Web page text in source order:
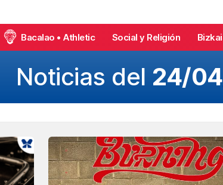
Bacalao • Athletic Social y Religión
Noticias del 24/